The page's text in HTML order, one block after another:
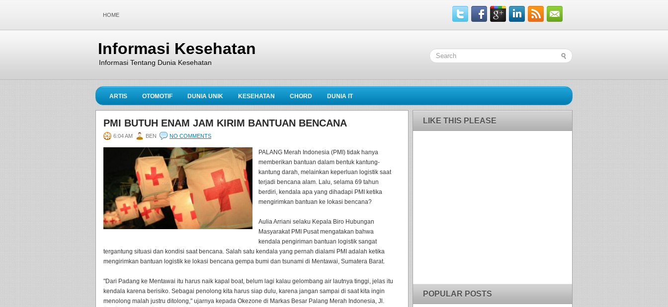
HOME
Informasi Kesehatan
Informasi Tentang Dunia Kesehatan
ARTIS OTOMOTIF DUNIA UNIK KESEHATAN CHORD DUNIA IT
PMI BUTUH ENAM JAM KIRIM BANTUAN BENCANA
6:04 AM BEN NO COMMENTS
PALANG Merah Indonesia (PMI) tidak hanya
memberikan bantuan dalam bentuk kantung-
kantung darah, melainkan keperluan logistik saat
terjadi bencana alam. Lalu, selama 69 tahun
berdiri, kendala apa yang dihadapi PMI ketika
mengirimkan bantuan ke lokasi bencana?
Aulia Arriani selaku Kepala Biro Hubungan
Masyarakat PMI Pusat mengatakan bahwa
kendala pengiriman bantuan logistik sangat
tergantung situasi dan kondisi saat bencana. Salah satu kendala yang pernah dialami PMI adalah ketika
mengirimkan bantuan logistik ke lokasi bencana gempa bumi dan tsunami di Mentawai, Sumatera Barat.
"Dari Padang ke Mentawai itu harus naik kapal boat, belum lagi kalau gelombang air lautnya tinggi, jelas itu
kendala karena berisiko. Sebagai penolong kita harus siap dulu, karena jangan sampai di saat kita ingin
menolong malah justru ditolong," ujarnya kepada Okezone di Markas Besar Palang Merah Indonesia, Jl.
LIKE THIS PLEASE
POPULAR POSTS